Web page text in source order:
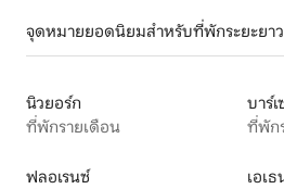
จุดหมายยอดนิยมสำหรับที่พักระยะยาว
นิวยอร์ก
ที่พักรายเดือน
บาร์เ
ที่พัก
ฟลอเรนซ์
เอเธ